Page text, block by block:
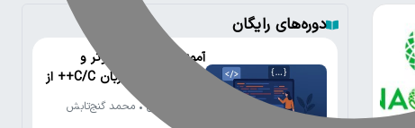
دوره‌های رایگان
آموزش رایگان کامپیوتر و
برنامه‌نویسی به زبان C/C++ از
مقدماتی تا پیشرفته
دانشگاه تهران • محمد گنج‌تابش